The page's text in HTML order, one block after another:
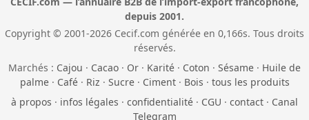
depuis 2001.
Copyright © 2001-2026 Cecif.com générée en 0,166s. Tous droits
réservés.
Marchés : Cajou · Cacao · Or · Karité · Coton · Sésame · Huile de
palme· Café· Riz · Sucre· Ciment· Bois · tous les produits
à propos · infos légales · confidentialité · CGU · contact · Canal
Telegram